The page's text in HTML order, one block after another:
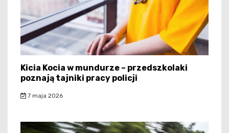
Kicia Kocia w mundurze – przedszkolaki
poznają tajniki pracy policji
7 maja 2026